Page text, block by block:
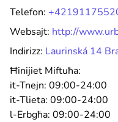
Telefon:
Websajt: http://
Indirizz: Laurinská 14
Ħinijiet Miftuħa:
it-Tnejn: 09:00-24:00
it-Tlieta: 09:00-24:00
l-Erbgħa: 09:00-24:00